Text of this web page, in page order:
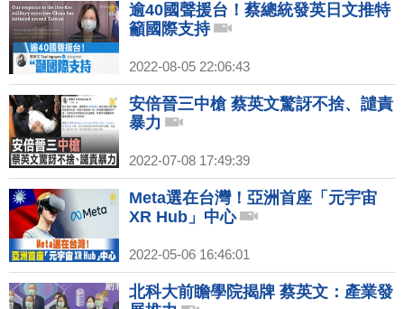
逾40國聲援台！蔡總統發英日文推特
籲國際支持
2022-08-05 22:06:43
安倍晉三中槍 蔡英文驚訝不捨、譴責
暴力
2022-07-08 17:49:39
Meta選在台灣！亞洲首座「元宇宙
XR Hub」中心
2022-05-06 16:46:01
北科大前瞻學院揭牌 蔡英文：產業發